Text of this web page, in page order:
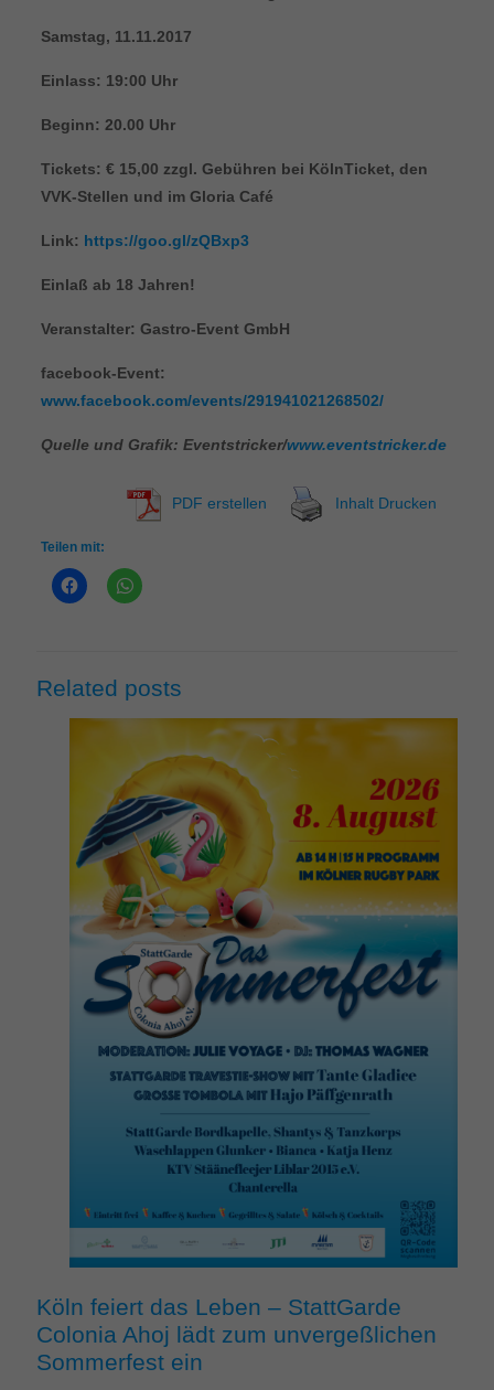
Samstag, 11.11.2017
Einlass: 19:00 Uhr
Beginn: 20.00 Uhr
Tickets: € 15,00 zzgl. Gebühren bei KölnTicket, den
VVK-Stellen und im Gloria Café
Link: https://goo.gl/zQBxp3
Einlaß ab 18 Jahren!
Veranstalter: Gastro-Event GmbH
facebook-Event:
www.facebook.com/events/291941021268502/
Quelle und Grafik: Eventstricker/www.eventstricker.de
PDF erstellen Inhalt Drucken
Teilen mit:
Related posts
Köln feiert das Leben – StattGarde
Colonia Ahoj lädt zum unvergeßlichen
Sommerfest ein